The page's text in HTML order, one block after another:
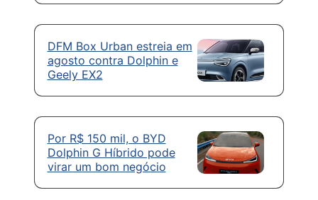
DFM Box Urban estreia em
agosto contra Dolphin e
Geely EX2
Por R$ 150 mil, o BYD
Dolphin G Híbrido pode
virar um bom negócio